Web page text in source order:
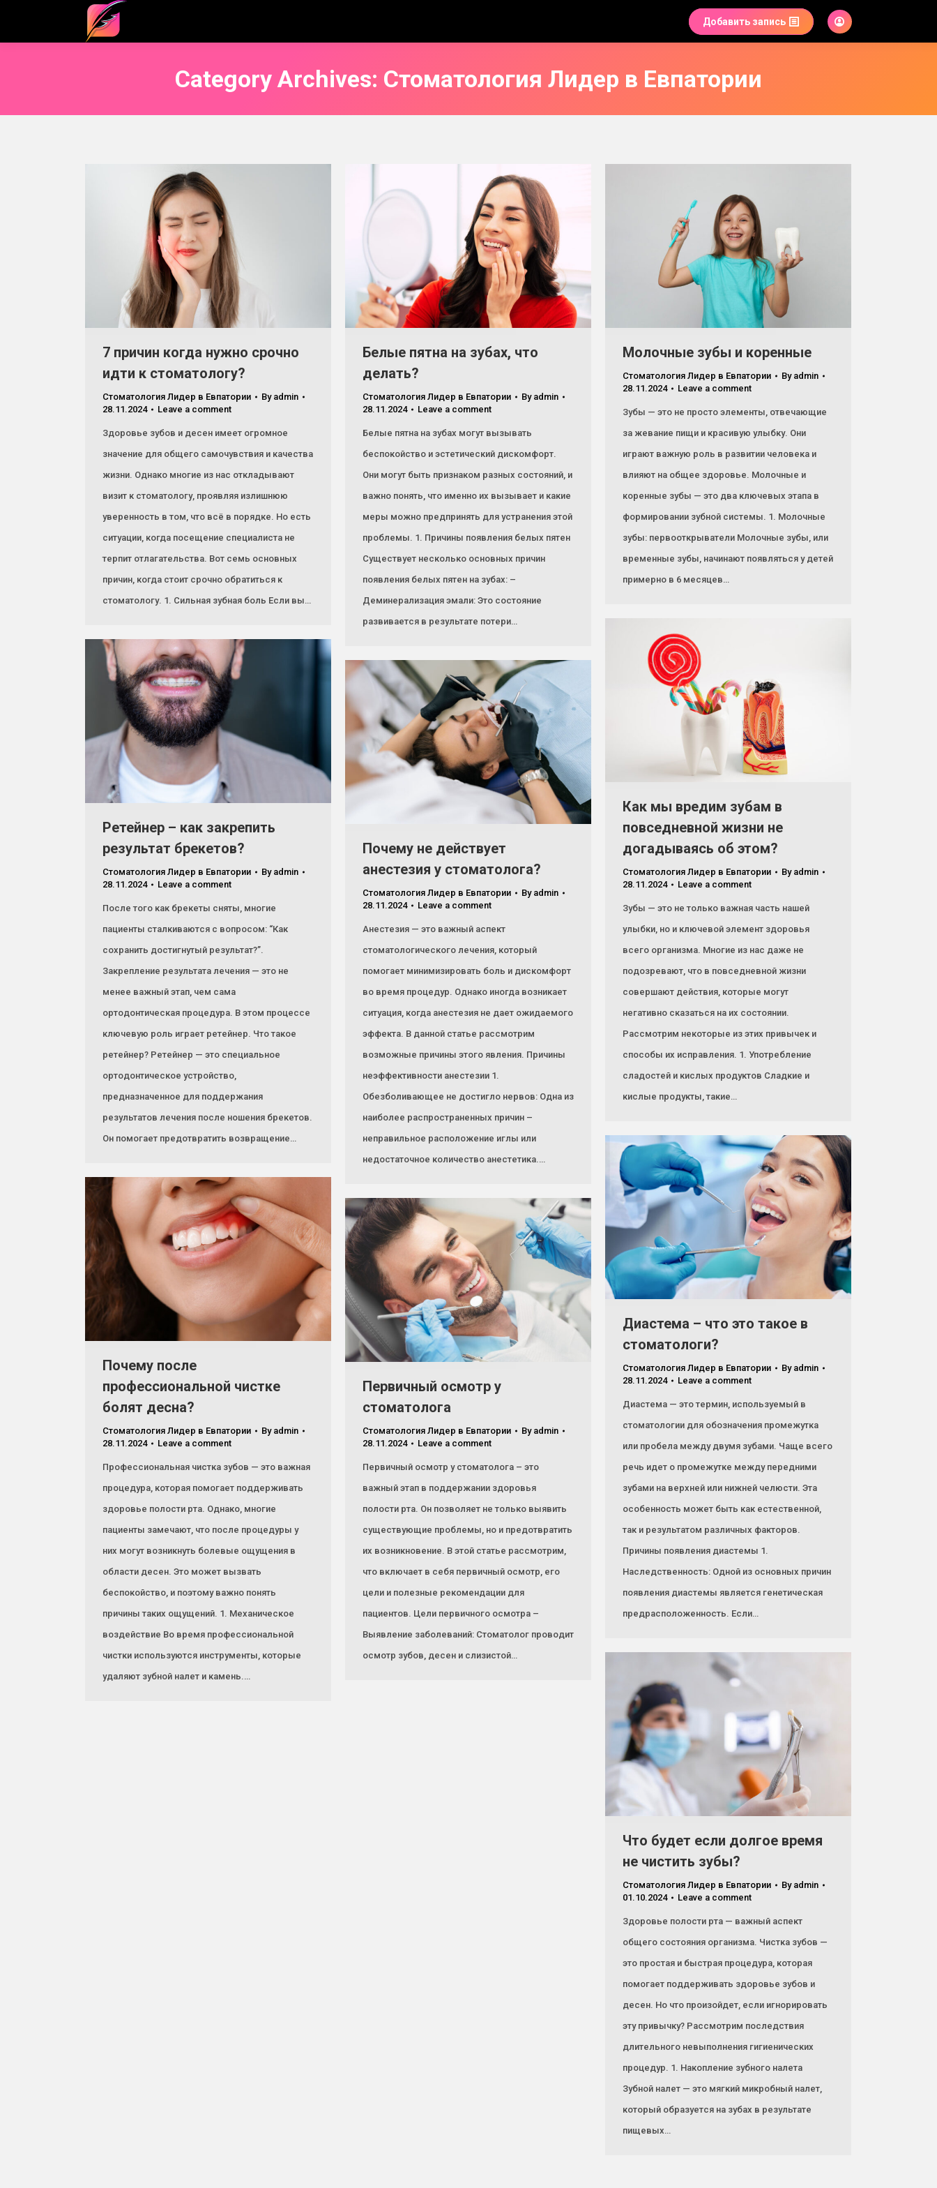
Добавить запись
Category Archives: Стоматология Лидер в Евпатории
7 причин когда нужно срочно
идти к стоматологу?
Стоматология Лидер в Евпатории By admin
28.11.2024
Leave a comment
Здоровье зубов и десен имеет огромное
значение для общего самочувствия и качества
жизни. Однако многие из нас откладывают
визит к стоматологу, проявляя излишнюю
уверенность в том, что всё в порядке. Но есть
ситуации, когда посещение специалиста не
терпит отлагательства. Вот семь основных
причин, когда стоит срочно обратиться к
стоматологу. 1. Сильная зубная боль Если вы…
Белые пятна на зубах, что
делать?
Стоматология Лидер в Евпатории By admin
28.11.2024
Leave a comment
Белые пятна на зубах могут вызывать
беспокойство и эстетический дискомфорт.
Они могут быть признаком разных состояний, и
важно понять, что именно их вызывает и какие
меры можно предпринять для устранения этой
проблемы. 1. Причины появления белых пятен
Существует несколько основных причин
появления белых пятен на зубах: –
Деминерализация эмали: Это состояние
развивается в результате потери…
Молочные зубы и коренные
Стоматология Лидер в Евпатории By admin
28.11.2024
Leave a comment
Зубы — это не просто элементы, отвечающие
за жевание пищи и красивую улыбку. Они
играют важную роль в развитии человека и
влияют на общее здоровье. Молочные и
коренные зубы — это два ключевых этапа в
формировании зубной системы. 1. Молочные
зубы: первооткрыватели Молочные зубы, или
временные зубы, начинают появляться у детей
примерно в 6 месяцев…
Как мы вредим зубам в
повседневной жизни не
догадываясь об этом?
Стоматология Лидер в Евпатории By admin
28.11.2024
Leave a comment
Зубы — это не только важная часть нашей
улыбки, но и ключевой элемент здоровья
всего организма. Многие из нас даже не
подозревают, что в повседневной жизни
совершают действия, которые могут
негативно сказаться на их состоянии.
Рассмотрим некоторые из этих привычек и
способы их исправления. 1. Употребление
сладостей и кислых продуктов Сладкие и
кислые продукты, такие…
Ретейнер – как закрепить
результат брекетов?
Стоматология Лидер в Евпатории By admin
28.11.2024
Leave a comment
После того как брекеты сняты, многие
пациенты сталкиваются с вопросом: “Как
сохранить достигнутый результат?”.
Закрепление результата лечения — это не
менее важный этап, чем сама
ортодонтическая процедура. В этом процессе
ключевую роль играет ретейнер. Что такое
ретейнер? Ретейнер — это специальное
ортодонтическое устройство,
предназначенное для поддержания
результатов лечения после ношения брекетов.
Он помогает предотвратить возвращение…
Почему не действует
анестезия у стоматолога?
Стоматология Лидер в Евпатории By admin
28.11.2024
Leave a comment
Анестезия — это важный аспект
стоматологического лечения, который
помогает минимизировать боль и дискомфорт
во время процедур. Однако иногда возникает
ситуация, когда анестезия не дает ожидаемого
эффекта. В данной статье рассмотрим
возможные причины этого явления. Причины
неэффективности анестезии 1.
Обезболивающее не достигло нервов: Одна из
наиболее распространенных причин –
неправильное расположение иглы или
недостаточное количество анестетика.…
Диастема – что это такое в
стоматологи?
Стоматология Лидер в Евпатории By admin
28.11.2024
Leave a comment
Диастема — это термин, используемый в
стоматологии для обозначения промежутка
или пробела между двумя зубами. Чаще всего
речь идет о промежутке между передними
зубами на верхней или нижней челюсти. Эта
особенность может быть как естественной,
так и результатом различных факторов.
Причины появления диастемы 1.
Наследственность: Одной из основных причин
появления диастемы является генетическая
предрасположенность. Если…
Почему после
профессиональной чистке
болят десна?
Стоматология Лидер в Евпатории By admin
28.11.2024
Leave a comment
Профессиональная чистка зубов — это важная
процедура, которая помогает поддерживать
здоровье полости рта. Однако, многие
пациенты замечают, что после процедуры у
них могут возникнуть болевые ощущения в
области десен. Это может вызвать
беспокойство, и поэтому важно понять
причины таких ощущений. 1. Механическое
воздействие Во время профессиональной
чистки используются инструменты, которые
удаляют зубной налет и камень.…
Первичный осмотр у
стоматолога
Стоматология Лидер в Евпатории By admin
28.11.2024
Leave a comment
Первичный осмотр у стоматолога – это
важный этап в поддержании здоровья
полости рта. Он позволяет не только выявить
существующие проблемы, но и предотвратить
их возникновение. В этой статье рассмотрим,
что включает в себя первичный осмотр, его
цели и полезные рекомендации для
пациентов. Цели первичного осмотра –
Выявление заболеваний: Стоматолог проводит
осмотр зубов, десен и слизистой…
Что будет если долгое время
не чистить зубы?
Стоматология Лидер в Евпатории By admin
01.10.2024
Leave a comment
Здоровье полости рта — важный аспект
общего состояния организма. Чистка зубов —
это простая и быстрая процедура, которая
помогает поддерживать здоровье зубов и
десен. Но что произойдет, если игнорировать
эту привычку? Рассмотрим последствия
длительного невыполнения гигиенических
процедур. 1. Накопление зубного налета
Зубной налет — это мягкий микробный налет,
который образуется на зубах в результате
пищевых…